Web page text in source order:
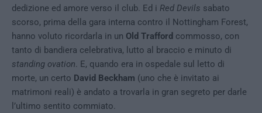
dedizione ed amore verso il club. Ed i Red Devils sabato
scorso, prima della gara interna contro il Nottingham Forest,
hanno voluto ricordarla in un Old Trafford commosso, con
tanto di bandiera celebrativa, lutto al braccio e minuto di
standing ovation. E, quando era in ospedale sul letto di
morte, un certo David Beckham (uno che è invitato ai
matrimoni reali) è andato a trovarla in gran segreto per darle
l’ultimo sentito commiato.